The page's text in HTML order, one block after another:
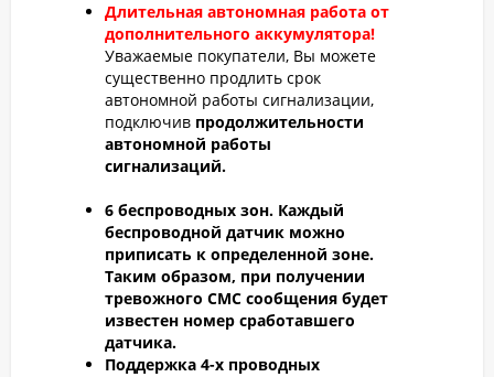
Длительная автономная работа от
дополнительного аккумулятора!
Уважаемые покупатели, Вы можете
существенно продлить срок
автономной работы сигнализации,
подключив продолжительности
автономной работы
сигнализаций.
6 беспроводных зон. Каждый
беспроводной датчик можно
приписать к определенной зоне.
Таким образом, при получении
тревожного СМС сообщения будет
известен номер сработавшего
датчика.
Поддержка 4-х проводных